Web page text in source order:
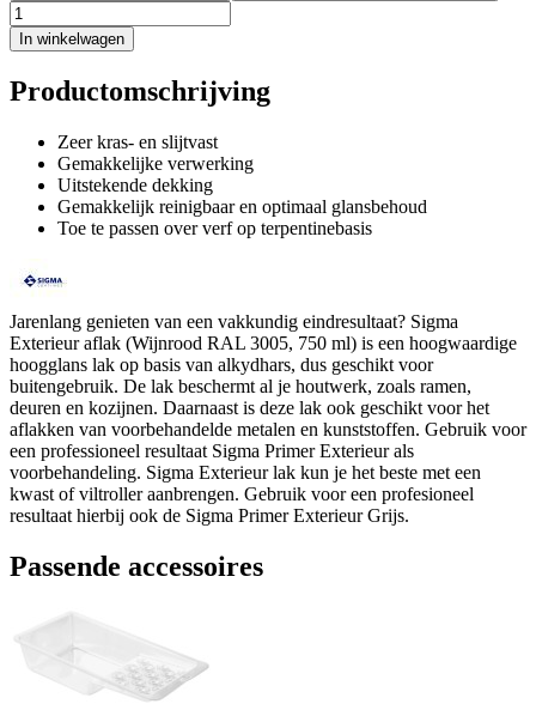
In winkelwagen
Productomschrijving
Zeer kras- en slijtvast
Gemakkelijke verwerking
Uitstekende dekking
Gemakkelijk reinigbaar en optimaal glansbehoud
Toe te passen over verf op terpentinebasis
Jarenlang genieten van een vakkundig eindresultaat? Sigma
Exterieur aflak (Wijnrood RAL 3005, 750 ml) is een hoogwaardige
hoogglans lak op basis van alkydhars, dus geschikt voor
buitengebruik. De lak beschermt al je houtwerk, zoals ramen,
deuren en kozijnen. Daarnaast is deze lak ook geschikt voor het
aflakken van voorbehandelde metalen en kunststoffen. Gebruik voor
een professioneel resultaat Sigma Primer Exterieur als
voorbehandeling. Sigma Exterieur lak kun je het beste met een
kwast of viltroller aanbrengen. Gebruik voor een profesioneel
resultaat hierbij ook de Sigma Primer Exterieur Grijs.
Passende accessoires